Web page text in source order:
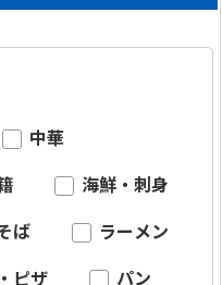
中華
海鮮・刺身
ば ラーメン
ピザ パン